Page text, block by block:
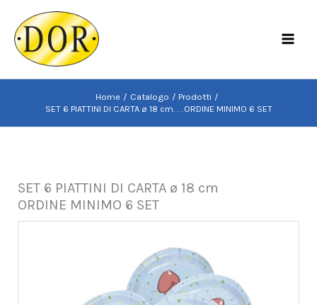
contenuto
Home Catalogo
Prodotti
SET 6 PIATTINI DI CARTA ø 18 cm. . . ORDINE MINIMO 6 SET
SET 6 PIATTINI DI CARTA ø 18 cm
ORDINE MINIMO 6 SET